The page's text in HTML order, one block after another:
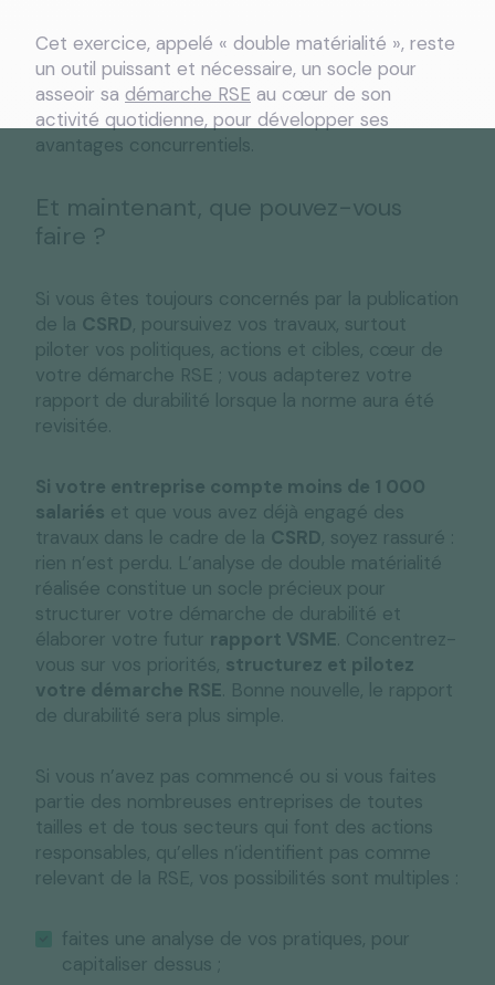
Cet exercice, appelé « double matérialité », reste
un outil puissant et nécessaire, un socle pour
asseoir sa démarche RSE au cœur de son
activité quotidienne, pour développer ses
avantages concurrentiels.
Et maintenant, que pouvez-vous
faire ?
Si vous êtes toujours concernés par la publication
de la CSRD, poursuivez vos travaux, surtout
piloter vos politiques, actions et cibles, cœur de
votre démarche RSE ; vous adapterez votre
rapport de durabilité lorsque la norme aura été
revisitée.
Si votre entreprise compte moins de 1 000
salariés et que vous avez déjà engagé des
travaux dans le cadre de la CSRD, soyez rassuré :
rien n’est perdu. L’analyse de double matérialité
réalisée constitue un socle précieux pour
structurer votre démarche de durabilité et
élaborer votre futur rapport VSME Concentrez-
vous sur vos priorités, structurez et pilotez
votre démarche RSE . Bonne nouvelle, le rapport
de durabilité sera plus simple.
Si vous n’avez pas commencé ou si vous faites
partie des nombreuses entreprises de toutes
tailles et de tous secteurs qui font des actions
responsables, qu’elles n’identifient pas comme
relevant de la RSE, vos possibilités sont multiples :
faites une analyse de vos pratiques, pour
capitaliser dessus ;